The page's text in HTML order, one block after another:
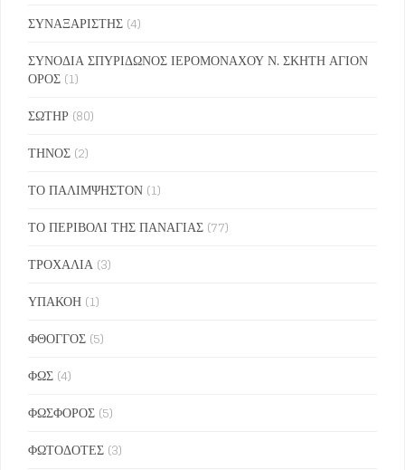
ΣΥΝΑΞΑΡΙΣΤΗΣ (4)
ΣΥΝΟΔΙΑ ΣΠΥΡΙΔΩΝΟΣ ΙΕΡΟΜΟΝΑΧΟΥ Ν. ΣΚΗΤΗ ΑΓΙΟΝ
ΟΡΟΣ (1)
ΣΩΤΗΡ (80)
ΤΗΝΟΣ (2)
ΤΟ ΠΑΛΙΜΨΗΣΤΟΝ (1)
ΤΟ ΠΕΡΙΒΟΛΙ ΤΗΣ ΠΑΝΑΓΙΑΣ (77)
ΤΡΟΧΑΛΙΑ (3)
ΥΠΑΚΟΗ (1)
ΦΘΟΓΓΟΣ (5)
ΦΩΣ (4)
ΦΩΣΦΟΡΟΣ (5)
ΦΩΤΟΔΟΤΕΣ (3)